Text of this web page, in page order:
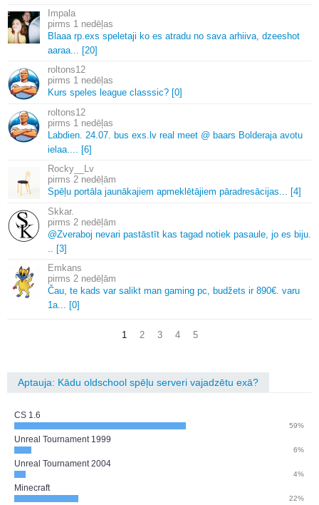
Impala
1 nedēļas
Blaaa rp. exs speletaji ko es atradu no sava arhiiva, dzeeshot
aaraa.
[20]
roltons12
1 nedēļas
Kurs speles league classsic? [0]
roltons12
1 nedēļas
Labdien. 24. 07. bus exs. lv real meet @ baars Bolderaja avotu
ielaa.
[6]
Rocky__Lv
2 nedēļām
Spēļu portāla jaunākajiem apmeklētājiem pāradresācijas.
[4]
Skkar.
2 nedēļām
@Zveraboj nevari pastāstīt kas tagad notiek pasaule, jo es biju.
[3]
Emkans
2 nedēļām
Čau, te kads var salikt man gaming pc, budžets ir 890€. varu
1a.
[0]
1 2 3 4 5
Aptauja: Kādu oldschool spēļu serveri vajadzētu exā?
CS 1.6
59%
Unreal Tournament 1999
6%
Unreal Tournament 2004
4%
Minecraft
22%